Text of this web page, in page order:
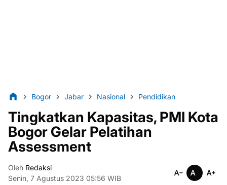
Bogor Jabar Nasional Pendidikan
Tingkatkan Kapasitas, PMI Kota
Bogor Gelar Pelatihan
Assessment
Oleh Redaksi
Senin, 7 Agustus 2023 05:56 WIB